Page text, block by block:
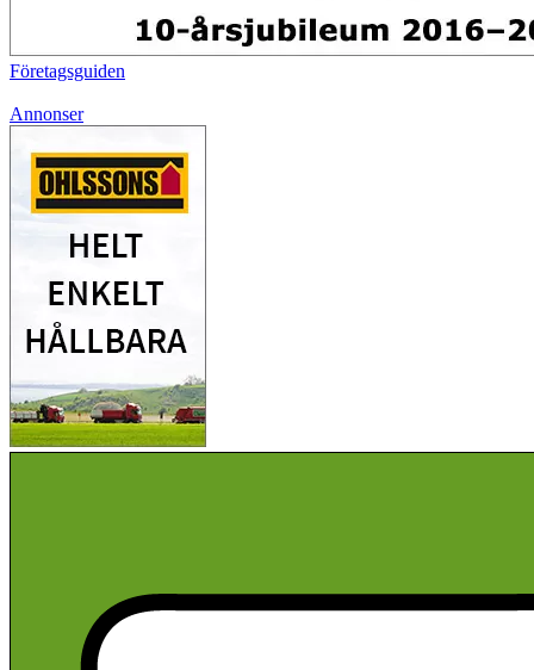
Företagsguiden
Annonser